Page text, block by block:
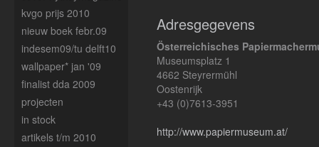
Adresgegevens
Österreichisches
Museumsplatz 1
4662 Steyrermühl
Oostenrijk
+43 (0)7613-3951
http://www.papiermuseum.at/
kvgo prijs 2010
nieuw boek febr.09
indesem09/tu delft10
wallpaper* jan '09
finalist dda 2009
projecten
in stock
artikels t/m 2010